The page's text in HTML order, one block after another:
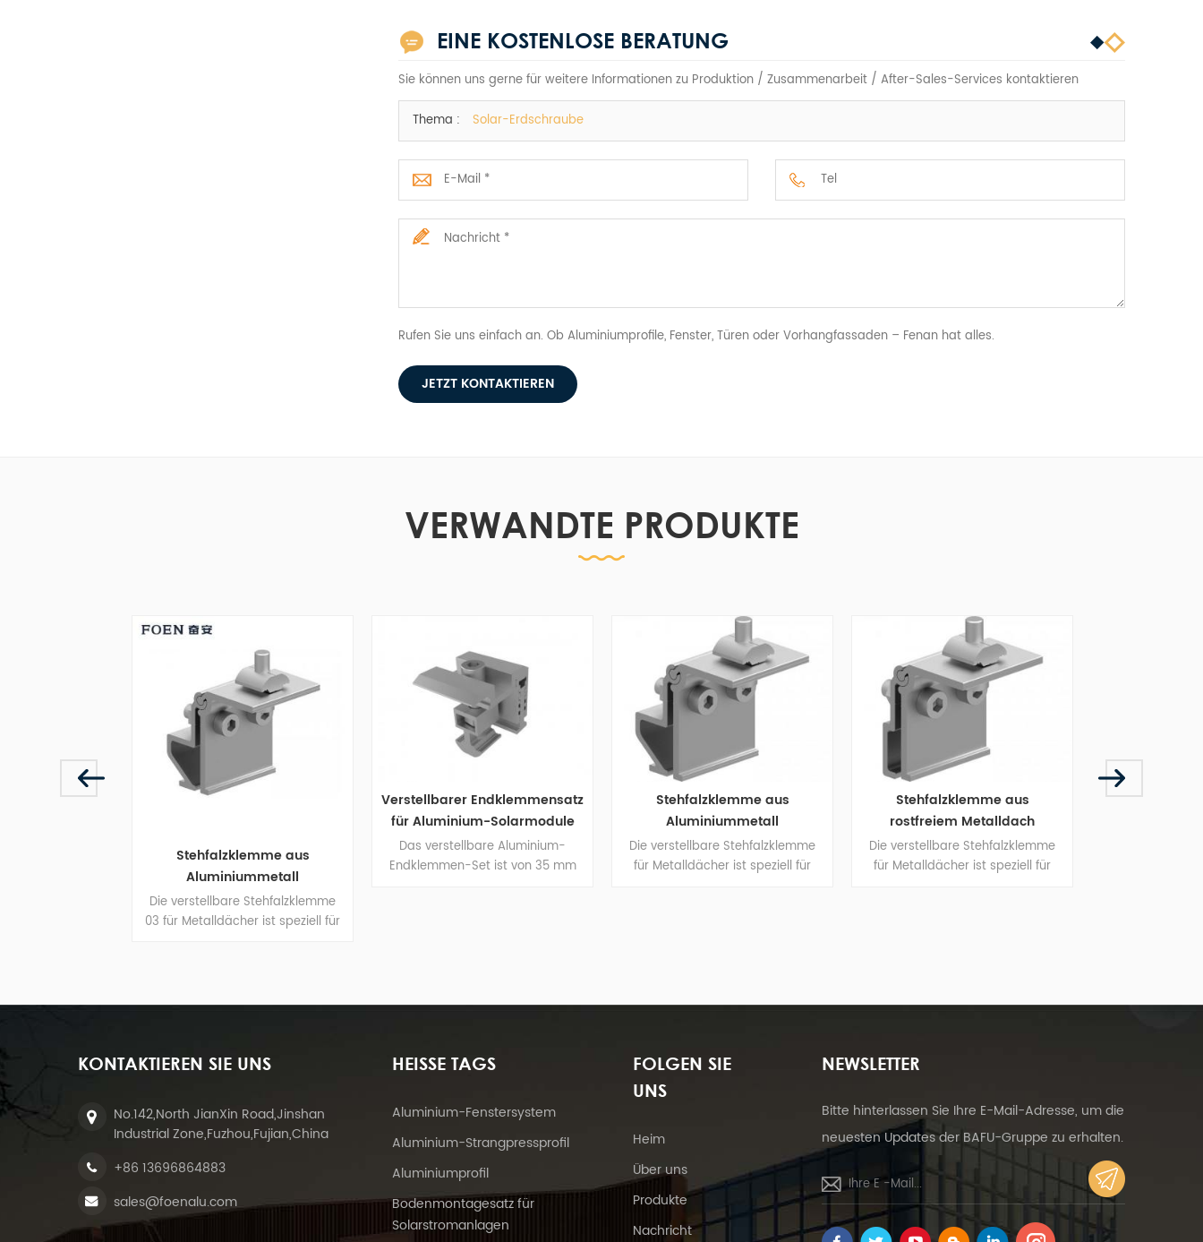
EINE KOSTENLOSE BERATUNG
Sie können uns gerne für weitere Informationen zu Produktion / Zusammenarbeit / After-Sales-Services kontaktieren
Thema : Solar-Erdschraube
Rufen Sie uns einfach an. Ob Aluminiumprofile, Fenster, Türen oder Vorhangfassaden – Fenan hat alles.
JETZT KONTAKTIEREN
VERWANDTE PRODUKTE
Stehfalzklemme aus
Aluminiummetall
Die verstellbare Stehfalzklemme
03 für Metalldächer ist speziell für
Schienen zu befestigen.
Verstellbarer Endklemmensatz
für Aluminium-Solarmodule
Das verstellbare Aluminium-
Endklemmen-Set ist von 35 mm
bis 50 mm einstellbar und kann
für die meisten Platten verwendet
werden, deren Dicke Sie nicht
Stehfalzklemme aus
Aluminiummetall
Die verstellbare Stehfalzklemme
für Metalldächer ist speziell für
Stehfalzklemme aus
rostfreiem Metalldach
Die verstellbare Stehfalzklemme
für Metalldächer ist speziell für
Trapezförmige Metalldach-
Die verstellbare Klip-Lok-Klemme
für Metalldächer ist speziell für
KONTAKTIEREN SIE UNS
No.142,North JianXin Road,Jinshan
Industrial Zone,Fuzhou,Fujian,China
+86 13696864883
sales@foenalu.com
HEISSE TAGS
Aluminium-Fenstersystem
Aluminium-Strangpressprofil
Aluminiumprofil
Bodenmontagesatz für
Solarstromanlagen
FOLGEN SIE
UNS
Heim
Über uns
Produkte
Nachricht
NEWSLETTER
Bitte hinterlassen Sie Ihre E-Mail-Adresse, um die
neuesten Updates der BAFU-Gruppe zu erhalten.